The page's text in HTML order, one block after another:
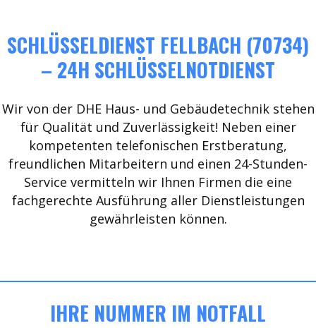
SCHLÜSSELDIENST FELLBACH (70734)
– 24H SCHLÜSSELNOTDIENST
Wir von der DHE Haus- und Gebäudetechnik stehen
für Qualität und Zuverlässigkeit! Neben einer
kompetenten telefonischen Erstberatung,
freundlichen Mitarbeitern und einen 24-Stunden-
Service vermitteln wir Ihnen Firmen die eine
fachgerechte Ausführung aller Dienstleistungen
gewährleisten können.
IHRE NUMMER IM NOTFALL